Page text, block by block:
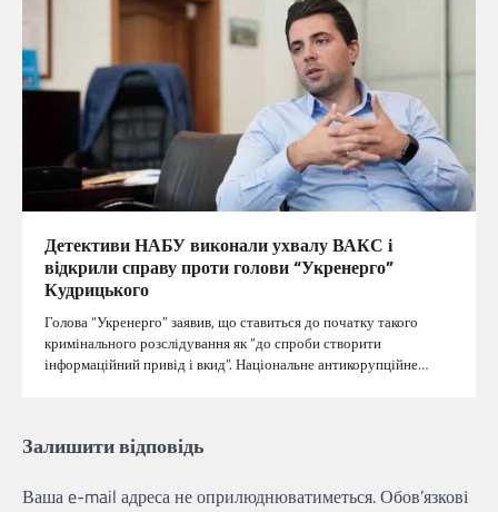
Детективи НАБУ виконали ухвалу ВАКС і
відкрили справу проти голови “Укренерго”
Кудрицького
Голова “Укренерго” заявив, що ставиться до початку такого
кримінального розслідування як “до спроби створити
інформаційний привід і вкид”. Національне антикорупційне…
Залишити відповідь
Ваша e-mail адреса не оприлюднюватиметься.Обов’язкові